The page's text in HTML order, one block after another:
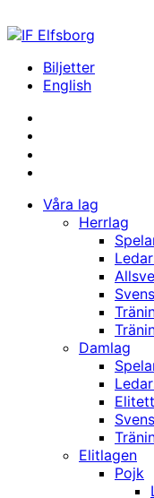
Biljetter
English
Våra lag
Herrlag
Damlag
Elitlagen
Pojk